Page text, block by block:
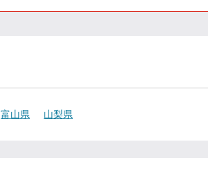
富山県 山梨県